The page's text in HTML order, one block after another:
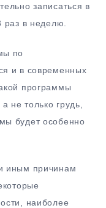
записаться в
раз в неделю.
по
и в современных
программы
не только грудь,
будет особенно
иным причинам
наиболее